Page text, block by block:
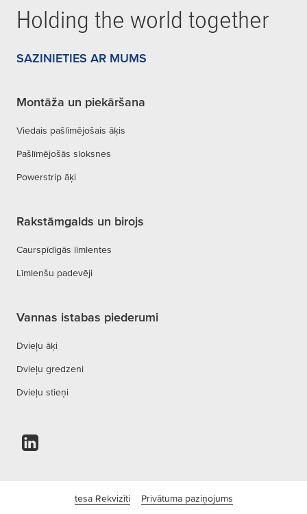
Holding the world together
SAZINIETIES AR MUMS
Montāža un piekāršana
Viedais pašlīmējošais āķis
Pašlīmējošās sloksnes
Powerstrip āķi
Rakstāmgalds un birojs
Caurspīdīgās līmlentes
Līmlenšu padevēji
Vannas istabas piederumi
Dvieļu āķi
Dvieļu gredzeni
Dvieļu stieņi
tesa Rekvizīti Privātuma paziņojums